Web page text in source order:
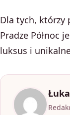
Dla tych, którzy
Pradze Północ
luksus i